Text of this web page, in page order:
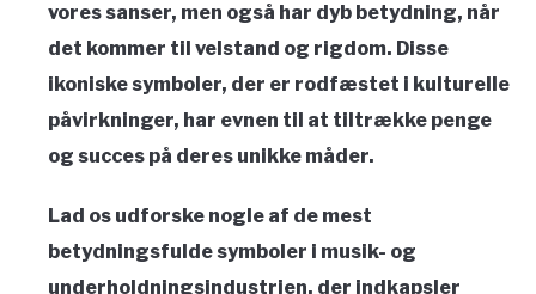
vores sanser, men også har dyb betydning, når
det kommer til velstand og rigdom. Disse
ikoniske symboler, der er rodfæstet i kulturelle
påvirkninger, har evnen til at tiltrække penge
og succes på deres unikke måder.
Lad os udforske nogle af de mest
betydningsfulde symboler i musik- og
underholdningsindustrien, der indkapsler